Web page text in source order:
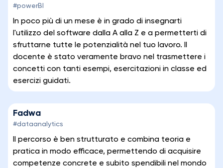
#powerBI
In poco più di un mese è in grado di insegnarti
l'utilizzo del software dalla A alla Z e a permetterti di
sfruttarne tutte le potenzialità nel tuo lavoro. Il
docente è stato veramente bravo nel trasmettere i
concetti con tanti esempi, esercitazioni in classe ed
esercizi guidati.
Fadwa
#dataanalytics
Il percorso è ben strutturato e combina teoria e
pratica in modo efficace, permettendo di acquisire
competenze concrete e subito spendibili nel mondo